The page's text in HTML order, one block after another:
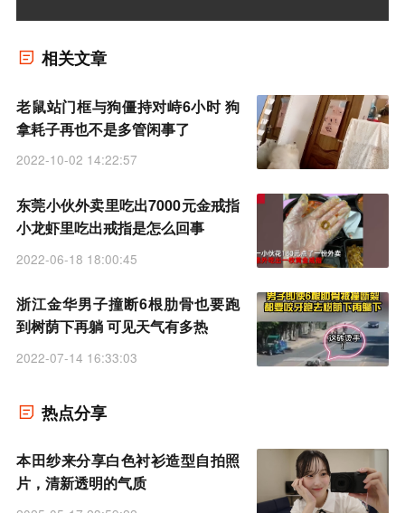
相关文章
老鼠站门框与狗僵持对峙6小时 狗
拿耗子再也不是多管闲事了
2022-10-02 14:22:57
东莞小伙外卖里吃出7000元金戒指
小龙虾里吃出戒指是怎么回事
2022-06-18 18:00:45
浙江金华男子撞断6根肋骨也要跑
到树荫下再躺 可见天气有多热
2022-07-14 16:33:03
热点分享
本田纱来分享白色衬衫造型自拍照
片，清新透明的气质